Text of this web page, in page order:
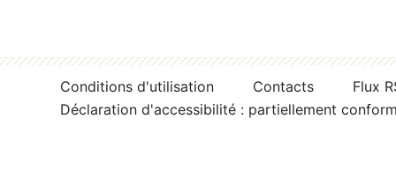
Conditions d'utilisation Contacts
Flux
Déclaration d'accessibilité : partiellement